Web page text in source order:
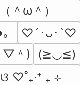
（＾ω＾）
♡´･ᴗ･`♡
▽＾)
(≧◡≦)
♡˚₊‧⁺ ₊ ⊹